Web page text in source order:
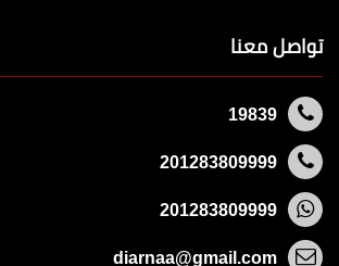
تواصل معنا
19839
201283809999
201283809999
diarnaa@gmail.com